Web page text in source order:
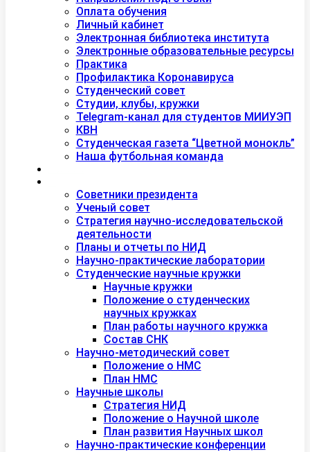
Оплата обучения
Личный кабинет
Электронная библиотека института
Электронные образовательные ресурсы
Практика
Профилактика Коронавируса
Студенческий совет
Студии, клубы, кружки
Telegram-канал для студентов МИИУЭП
КВН
Студенческая газета “Цветной монокль”
Наша футбольная команда
Советники президента
Ученый совет
Стратегия научно-исследовательской
деятельности
Планы и отчеты по НИД
Научно-практические лаборатории
Студенческие научные кружки
Научные кружки
Положение о студенческих
научных кружках
План работы научного кружка
Состав СНК
Научно-методический совет
Положение о НМС
План НМС
Научные школы
Стратегия НИД
Положение о Научной школе
План развития Научных школ
Научно-практические конференции